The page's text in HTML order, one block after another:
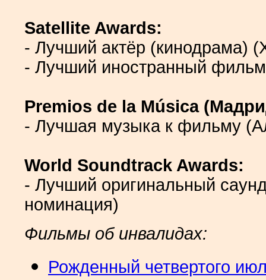
Satellite Awards:
- Лучший актёр (кинодрама)
- Лучший иностранный
Premios de la Música
- Лучшая музыка к фильму
World Soundtrack Awards:
- Лучший оригинальный
номинация)
Фильмы об инвалидах:
Рожденный четвертого